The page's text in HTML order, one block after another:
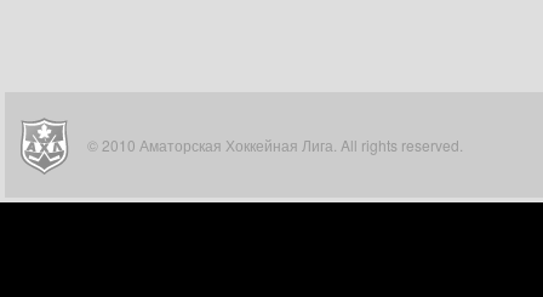
© 2010 Аматорская Хоккейная Лига. All rights reserved.